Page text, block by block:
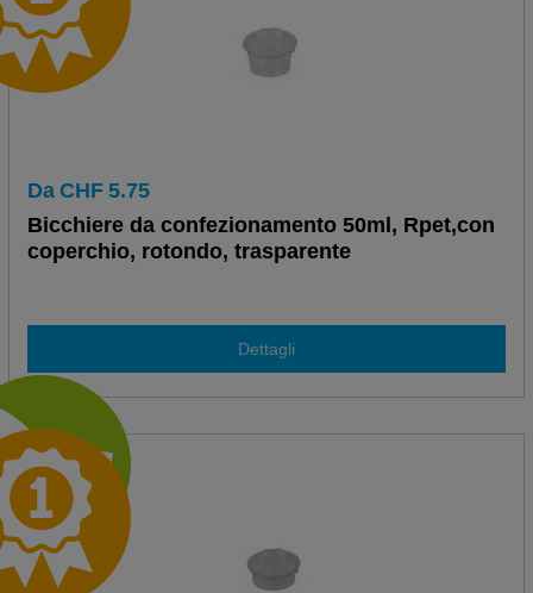
Da CHF 5.75
Bicchiere da confezionamento 50ml, Rpet,con
coperchio, rotondo, trasparente
Dettagli